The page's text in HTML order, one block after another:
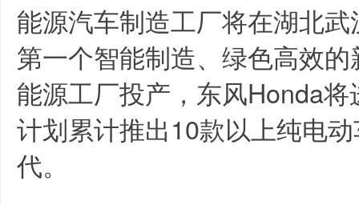
能源汽车制造工厂将在湖北
第一个智能制造、绿色高效
能源工厂投产，东风Honda
计划累计推出10款以上纯电
代。